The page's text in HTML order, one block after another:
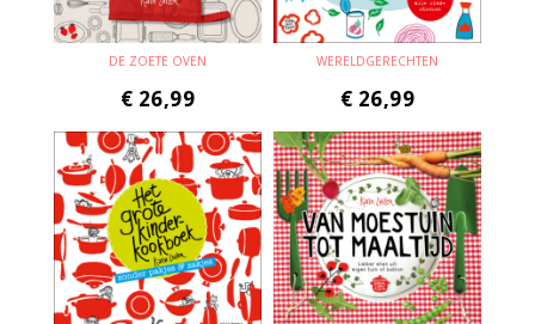
DE ZOETE OVEN
€ 26,99
WERELDGERECHTEN
€ 26,99